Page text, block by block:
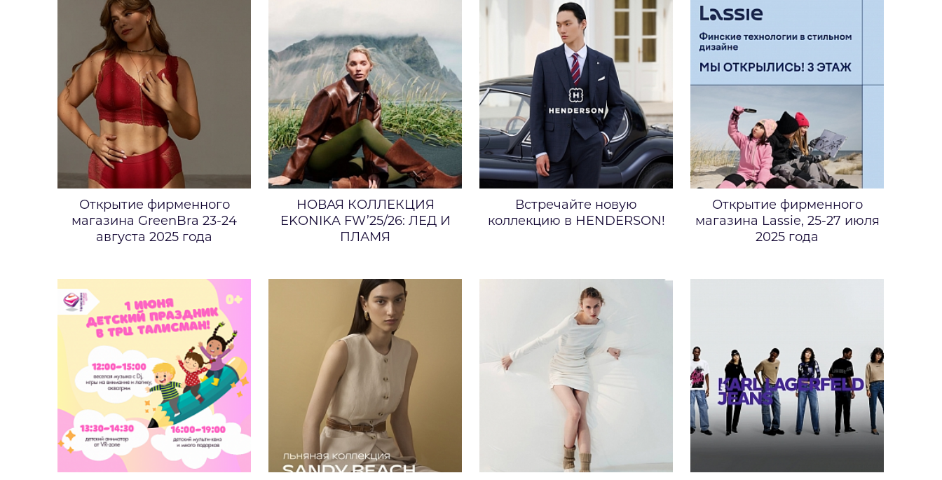
Открытие фирменного
магазина GreenBra 23-24
августа 2025 года
НОВАЯ КОЛЛЕКЦИЯ
EKONIKA FW’25/26: ЛЕД И
ПЛАМЯ
Встречайте новую
коллекцию в HENDERSON!
Открытие фирменного
магазина Lassie, 25-27 июля
2025 года